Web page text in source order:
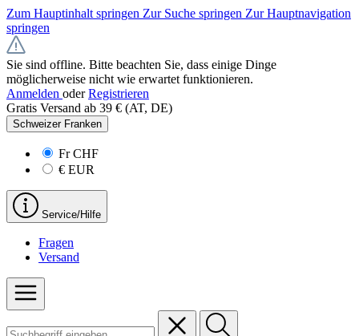
Zum Hauptinhalt springen Zur Suche springen Zur Hauptnavigation
springen
Sie sind offline. Bitte beachten Sie, dass einige Dinge
möglicherweise nicht wie erwartet funktionieren.
Anmelden oder Registrieren
Gratis Versand ab 39 € (AT, DE)
Schweizer Franken
FrCHF
€ EUR
Service/Hilfe
Fragen
Versand